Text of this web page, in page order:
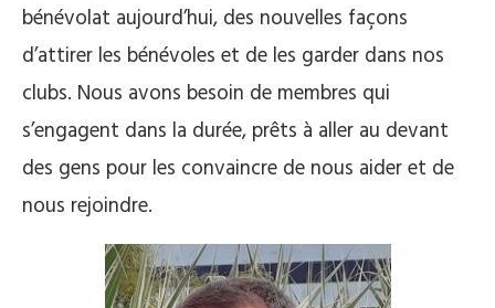
bénévolat aujourd’hui, des nouvelles façons
d’attirer les bénévoles et de les garder dans nos
clubs. Nous avons besoin de membres qui
s’engagent dans la durée, prêts à aller au devant
des gens pour les convaincre de nous aider et de
nous rejoindre.